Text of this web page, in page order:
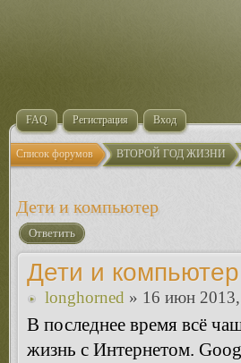
FAQ Регистрация Вход
Список форумов ВТОРОЙ ГОД ЖИЗНИ
Дети и компьютер
Ответить
Дети и компьютер
longhorned » 16 июн
В последнее время всё
жизнь с Интернетом.